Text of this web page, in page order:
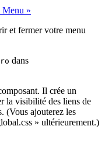
Menu »
et fermer votre menu
dans
Il crée un
la visibilité des liens de
(Vous ajouterez les
» ultérieurement.)